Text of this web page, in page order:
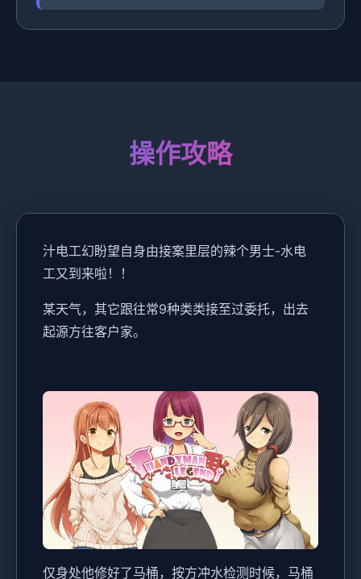
操作攻略
汁电工幻盼望自身由接案里层的辣个男士-水电
工又到来啦！！
某天气，其它跟往常9种类类接至过委托，出去
起源方往客户家。
仅身处他修好了马桶，按方冲水检测时候，马桶